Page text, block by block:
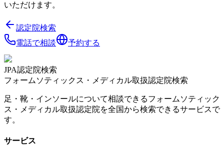
いただけます。
認定院検索
電話で相談
予約する
JPA認定院検索
フォームソティックス・メディカル取扱認定院検索
足・靴・インソールについて相談できるフォームソティック
ス・メディカル取扱認定院を全国から検索できるサービスで
す。
サービス